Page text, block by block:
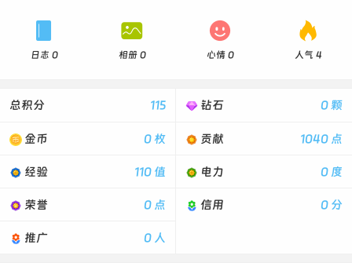

日志 0

相册 0

心情 0

人气 4
115
总积分 0 颗
钻石
0 枚
金币 1040 点
贡献
110 值
经验 0 度
电力
0 点
荣誉 0 分
信用
0 人
推广